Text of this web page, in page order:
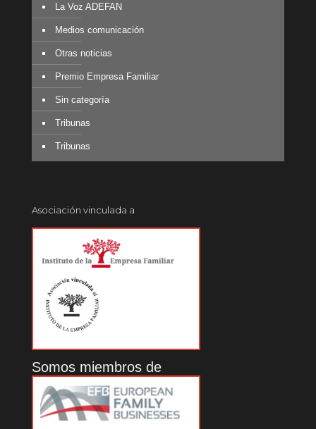
La Voz ADEFAN
Medios comunicación
Otras noticias
Premio Empresa Familiar
Sin categoría
Tribunas
Tribunas
Asociación vinculada a
Somos miembros de